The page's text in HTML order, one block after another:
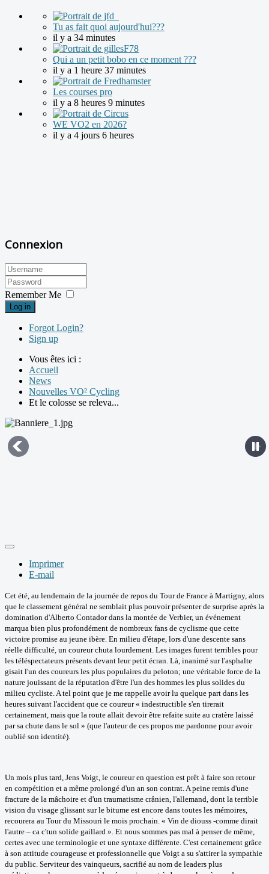
Tu as fait quoi aujourd'hui???
il y a 34 minutes
Qui a un petit bobo en ce moment ???
il y a 1 heure 37 minutes
Les courses pro
il y a 8 heures 9 minutes
WE VO2 en 2026?
il y a 4 jours 6 heures
Connexion
Remember Me
Log in
Forgot Login?
Sign up
Vous êtes ici :
Accueil
News
Nouvelles VO² Cycling
Et le colosse se releva...
Imprimer
E-mail
Cet été, au lendemain de la journée de repos du Tour de France à Martigny, alors
que le classement général ne semblait plus pouvoir présenter de surprise après la
domination d'Alberto Contador dans la montée de Verbier, un événement
marqua bien plus profondément de nombreux fans de cyclisme que cette
victoire promise au jeune ibère. En milieu d'étape, lors d'une descente sans
réelle difficulté, un coureur chuta lourdement. Les images furent terribles pour
les téléspectateurs présents devant leur petit écran. Là, inanimé sur l'asphalte
gisait l'un des coureurs les plus populaires du peloton; une véritable force de la
nature jouissant de la réputation d'être l'un des hommes les plus solides du
milieu cycliste. A tel point que je me rappelle avoir lu quelque part dans les
heures suivant l'accident que ce coureur « indestructible s'en tirerait
certainement, mais que la route allait devoir être refaite suite au cratère laissé
par sa chute dans le sol » (que l'auteur de ces propos me pardonne pour avoir
oublié son identité).
Un mois plus tard, Jens Voigt, le coureur en question est prêt à faire son retour
en compétition et a même prolongé d'un an son contrat. A peine remis d'une
fracture de la mâchoire et d'un traumatisme crânien, l'allemand, dont la terrible
vision du visage glissant sur le bitume est encore dans toutes les mémoires,
recourera au Tour du Missouri le mois prochain. « Vin de diouss -comme dirait
l'autre – ca c'tun solide gaillard ». Et nous sommes pas mal à penser de même,
certes avec une terminologie et une syntaxe différente. C'est certainement grâce
à son attitude courageuse et professionnelle que Voigt a su s'attirer la sympathie
du public. Serviteur des vainqueurs, sacrifié au nom de leaders plus